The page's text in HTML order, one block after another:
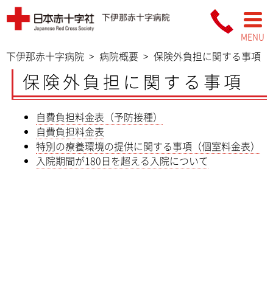
MENU
下伊那赤十字病院 > 病院概要 > 保険外負担に関する事項
保険外負担に関する事項
自費負担料金表（予防接種）
自費負担料金表
特別の療養環境の提供に関する事項（個室料金表）
入院期間が180日を超える入院について